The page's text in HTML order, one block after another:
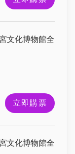
文化博物館全
立即購票
文化博物館全